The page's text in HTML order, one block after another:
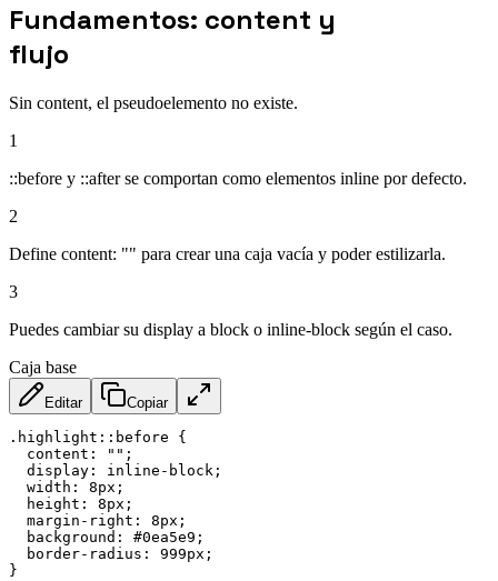
Fundamentos: content y
flujo
Sin content, el pseudoelemento no existe.
1
::before y ::after se comportan como elementos inline por defecto.
2
Define content: "" para crear una caja vacía y poder estilizarla.
3
Puedes cambiar su display a block o inline-block según el caso.
Caja base
Editar Copiar
.highlight::before
{
content : "" ;
display : inline-block ;
width : 8px ;
height : 8px ;
margin-right : 8px ;
background : #0ea5e9 ;
border-radius : 999px ;
}